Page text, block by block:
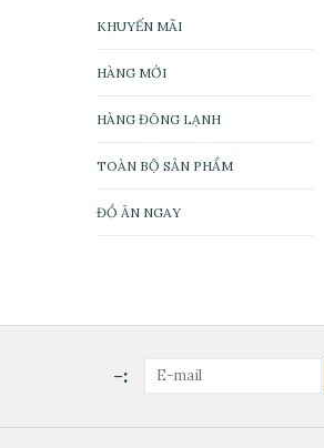
KHUYẾN MÃI
HÀNG MỚI
HÀNG ĐÔNG LẠNH
TOÀN BỘ SẢN PHẨM
ĐỒ ĂN NGAY
-: